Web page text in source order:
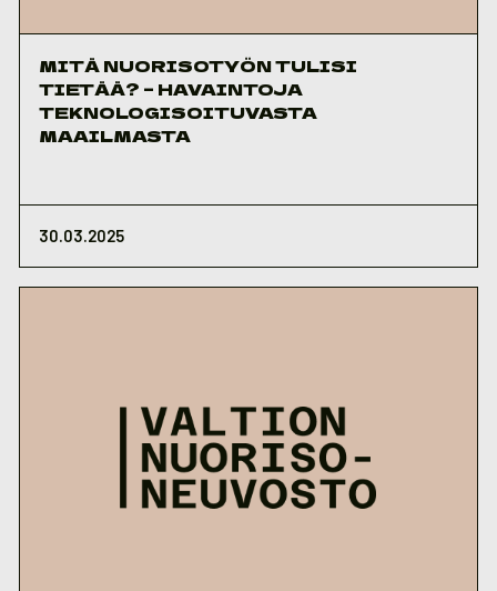
MITÄ NUORISOTYÖN TULISI
TIETÄÄ? – HAVAINTOJA
TEKNOLOGISOITUVASTA
MAAILMASTA
30.03.2025